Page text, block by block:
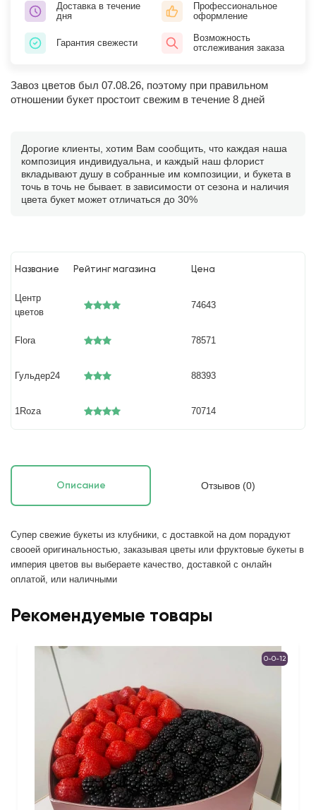
Доставка в течение
дня
Профессиональное
оформление
Гарантия свежести
Возможность
отслеживания заказа
Завоз цветов был 07.08.26, поэтому при правильном
отношении букет простоит свежим в течение 8 дней
Дорогие клиенты, хотим Вам сообщить, что каждая наша
композиция индивидуальна, и каждый наш флорист
вкладывают душу в собранные им композиции, и букета в
точь в точь не бывает. в зависимости от сезона и наличия
цвета букет может отличаться до 30%
Название Рейтинг магазина Цена
Центр
цветов
74643
Flora 78571
Гульдер24 88393
1Roza 70714
Описание Отзывов (0)
Супер свежие букеты из клубники, с доставкой на дом порадуют
свооей оригинальностью, заказывая цветы или фруктовые букеты в
империя цветов вы выбераете качество, доставкой с онлайн
оплатой, или наличными
Рекомендуемые товары
0-0-12